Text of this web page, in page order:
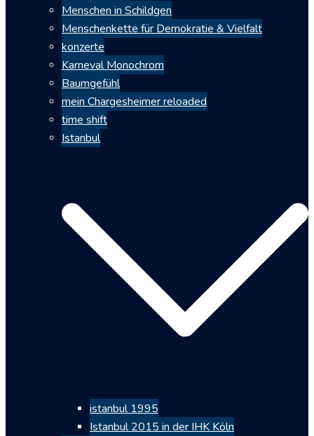
Menschen in Schildgen
Menschenkette für Demokratie & Vielfalt
konzerte
Karneval Monochrom
Baumgefühl
mein Chargesheimer reloaded
time shift
Istanbul
istanbul 1995
Istanbul 2015 in der IHK Köln